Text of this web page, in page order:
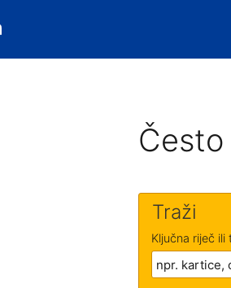
Traži
Ključna riječ ili